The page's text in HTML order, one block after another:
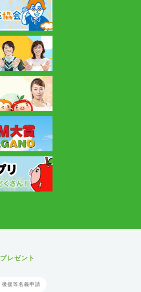
プレゼント
後援等名義申請